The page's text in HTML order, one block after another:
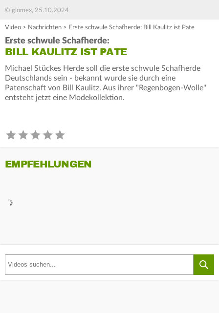
© glomex, 25.10.2024
Video > Nachrichten > Erste schwule Schafherde: Bill Kaulitz ist Pate
Erste schwule Schafherde:
BILL KAULITZ IST PATE
Michael Stückes Herde soll die erste schwule Schafherde
Deutschlands sein - bekannt wurde sie durch eine
Patenschaft von Bill Kaulitz. Aus ihrer "Regenbogen-Wolle"
entsteht jetzt eine Modekollektion.
EMPFEHLUNGEN